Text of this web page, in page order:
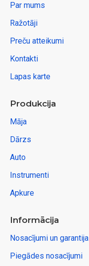
Par mums
Ražotāji
Preču atteikumi
Kontakti
Lapas karte
Produkcija
Māja
Dārzs
Auto
Instrumenti
Apkure
Informācija
Nosacījumi un garantija
Piegādes nosacījumi